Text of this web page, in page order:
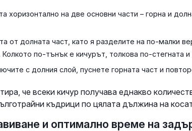
хоризонтално на две основни части – горна и
от долната част, като я разделите на по-малки
по-тънък е кичурът, толкова по-стегната
с долния слой, пуснете горната част и
че всеки кичур получава еднакво
къдрици по цялата дължина на
и оптимално време на